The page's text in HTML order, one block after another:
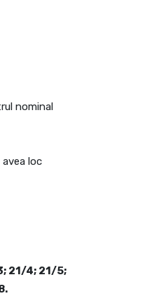
nominal
loc
21/4; 21/5;